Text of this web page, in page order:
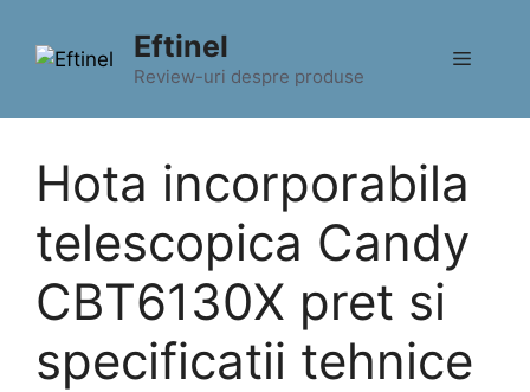
conținut
Eftinel
Review-uri despre produse
Meniu
Hota incorporabila
telescopica Candy
CBT6130X pret si
specificatii tehnice